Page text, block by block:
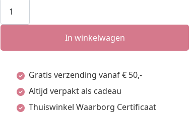
Names4ever
Ronde
Hanger
Geboortesteen
aantal
In winkelwagen
Gratis verzending vanaf € 50,-
Altijd verpakt als cadeau
Thuiswinkel Waarborg Certificaat